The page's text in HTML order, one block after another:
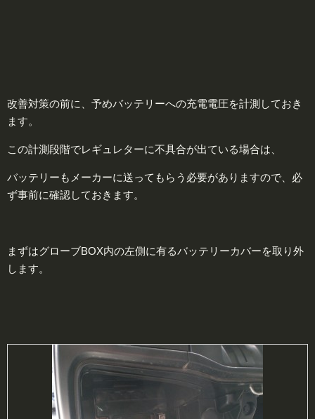
改善対策の前に、予めバッテリーへの充電電圧を計測しておき
ます。
この計測段階でレギュレターに不具合が出ている場合は、
バッテリーもメーカーに送ってもらう必要がありますので、必
ず事前に確認しておきます。
まずはグローブBOX内の左側に有るバッテリーカバーを取り外
します。